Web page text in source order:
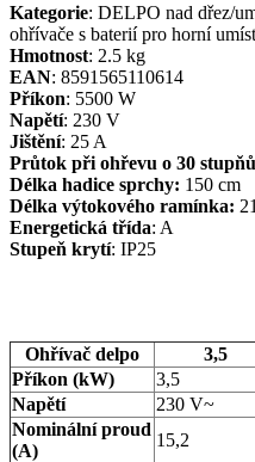
Kategorie: DELPO nad dřez/
ohřívače s baterií pro horní
Hmotnost: 2.5 kg
EAN: 8591565110614
Příkon: 5500 W
Napětí: 230 V
Jištění: 25 A
Průtok při ohřevu o 30
Délka hadice sprchy: 150 cm
Délka výtokového ramínka:
Energetická třída: A
Stupeň krytí: IP25
Ohřívač delpo 3,5
Příkon (kW)
3,5
Napětí
230 V~
Nominální proud
(A)
15,2